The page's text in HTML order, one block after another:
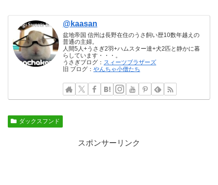
@kaasan
盆地帝国 信州は長野在住のうさ飼い歴10数年越えの
普通の主婦。
人間5人+うさぎ2羽+ハムスター達+犬2匹と静かに暮
らしています・・・。
うさぎブログ： スィーツブラザーズ
旧 ブログ：やんちゃ小僧たち
ダックスフンド
スポンサーリンク